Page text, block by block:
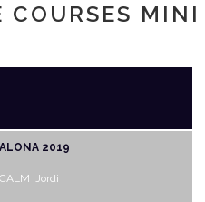
COURSES MINI
2019
Jordi